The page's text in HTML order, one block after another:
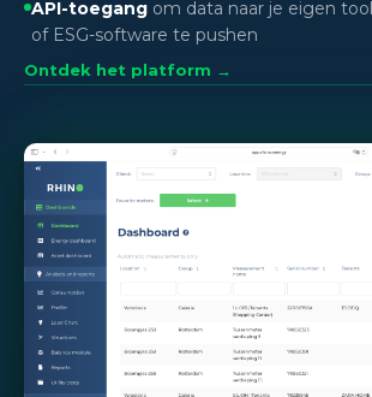
API-toegang om data naar je eigen
of ESG-software te pushen
Ontdek het platform →